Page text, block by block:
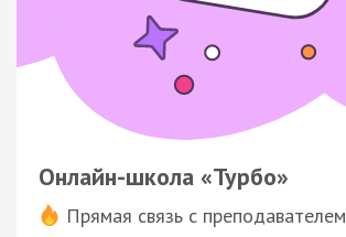
Онлайн-школа «Турбо»
Прямая связь с преподавателем